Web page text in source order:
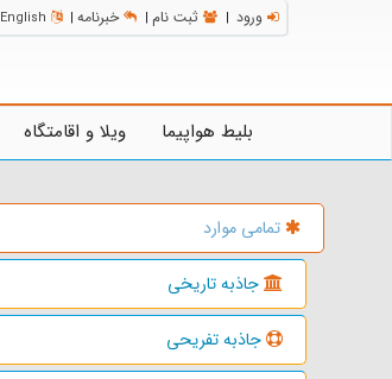
ورود | ثبت نام | خبرنامه |
English
بلیط هواپیما ویلا و اقامتگاه
تمامی موارد
جاذبه تاریخی
جاذبه تفریحی